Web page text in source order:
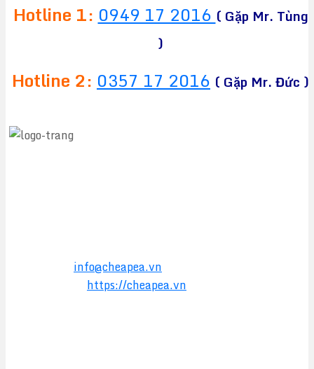
Hotline 1: 0949 17 2016 ( Gặp Mr. Tùng
)
Hotline 2: 0357 17 2016 ( Gặp Mr. Đức )
info@cheapea.vn
https://cheapea.vn